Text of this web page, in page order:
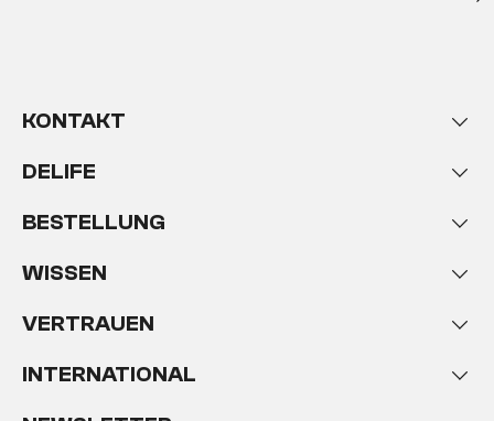
Tag fallen lassen und entspannen kannst.
Relaxsofas
Wohnsituation
Im DELIFE Onlineshop findest du dein perfektes Sofa.
verschiedene Couches, die sich ideal in deinen
KONTAKT
DELIFE
BESTELLUNG
WISSEN
VERTRAUEN
INTERNATIONAL